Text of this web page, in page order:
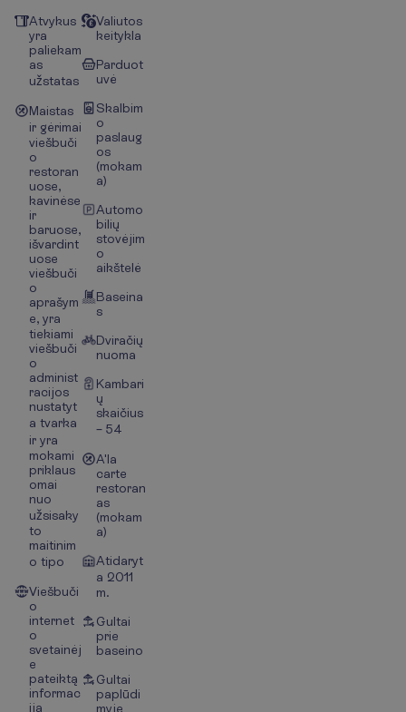
Atvykus
yra
paliekam
as
užstatas
Maistas
ir gėrimai
viešbuči
o
restoran
uose,
kavinėse
ir
baruose,
išvardint
uose
viešbuči
o
aprašym
e, yra
tiekiami
viešbuči
o
administ
racijos
nustatyt
a tvarka
ir yra
mokami
priklaus
omai
nuo
užsisaky
to
maitinim
o tipo
Viešbuči
o
internet
o
svetainėj
e
pateiktą
informac
iją
Valiutos
keitykla
Parduot
uvė
Skalbim
o
paslaug
os
(mokam
a)
Automo
bilių
stovėjim
o
aikštelė
Baseina
s
Dviračių
nuoma
Kambari
ų
skaičius
– 54
A'la
carte
restoran
as
(mokam
a)
Atidaryt
a 2011
m.
Gultai
prie
baseino
Gultai
paplūdi
myje